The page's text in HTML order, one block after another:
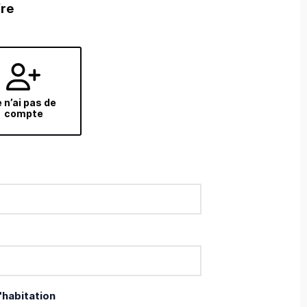
n’ai pas de
compte